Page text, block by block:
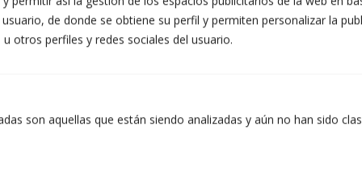
de donde se obtiene su perfil y permiten personalizar la
otros perfiles y redes sociales del usuario.
son aquellas que están siendo analizadas y aún no han sido
CarPlay & Android Auto